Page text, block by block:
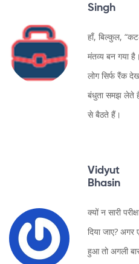
Singh
हाँ, बिल्कुल,
मंतव्य बन गया
लोग सिर्फ रैंक
बंधुता समझ लेते
से बैठते हैं।
Vidyut
Bhasin
क्यों न सारी
दिया जाए? अगर
हुआ तो अगली